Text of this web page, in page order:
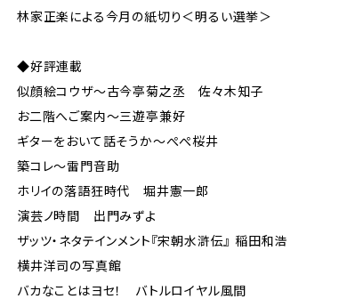
林家正楽による今月の紙切り＜明るい選挙＞
◆好評連載
似顔絵コウザ～古今亭菊之丞 佐々木知子
お二階へご案内～三遊亭兼好
ギターをおいて話そうか〜ぺぺ桜井
築コレ～雷門音助
ホリイの落語狂時代 堀井憲一郎
演芸ノ時間 出門みずよ
ザッツ・ネタテインメント『宋朝水滸伝』 稲田和浩
横井洋司の写真館
バカなことはヨセ！ バトルロイヤル風間